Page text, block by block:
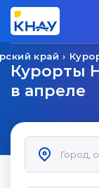
край
Курорты
в апреле